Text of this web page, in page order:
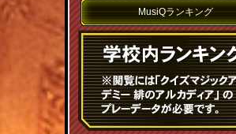
MusiQランキング